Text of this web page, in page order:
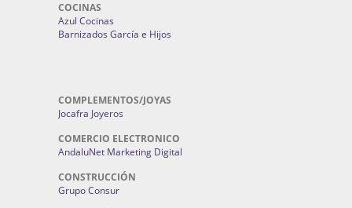
COCINAS
Azul Cocinas
Barnizados García e Hijos
COMPLEMENTOS/JOYAS
Jocafra Joyeros
COMERCIO ELECTRONICO
AndaluNet Marketing Digital
CONSTRUCCIÓN
Grupo Consur